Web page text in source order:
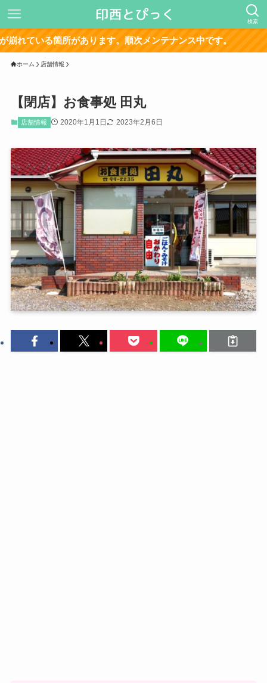
検索
サイ
ホーム 店舗情報
【閉店】お食事処 田丸
店舗情報 2020年1月1日 2023年2月6日